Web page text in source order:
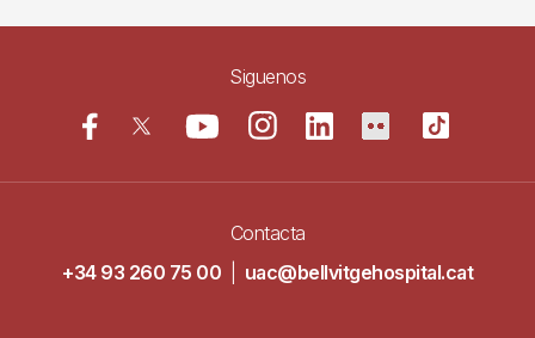
Siguenos
Contacta
+34 93 260 75 00
uac@bellvitgehospital.cat